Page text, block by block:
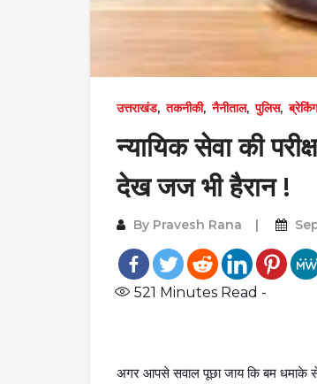
उत्तराखंड, तकनीकी, नैनीताल, पुलिस,
न्यायिक सेवा की
देख जज भी हैरान !
By Pravesh Rana
521 Minutes Read -
अगर आपसे सवाल पूछा जाय कि बम धमाके से